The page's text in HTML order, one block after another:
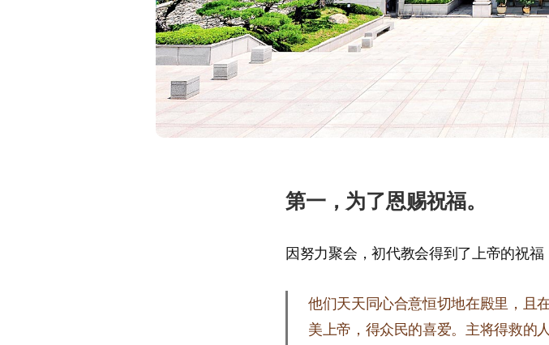
第一，为了恩赐祝福。
因努力聚会，初代教会得到了上帝的祝福
他们天天同心合意恒切地在殿里，且
美上帝，得众民的喜爱。主将得救的